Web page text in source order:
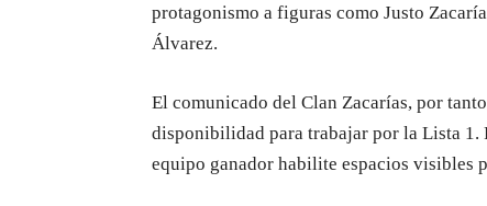
protagonismo a figuras como Justo
Álvarez.
El comunicado del Clan Zacarías, por
disponibilidad para trabajar por la Lista 1.
equipo ganador habilite espacios visibles